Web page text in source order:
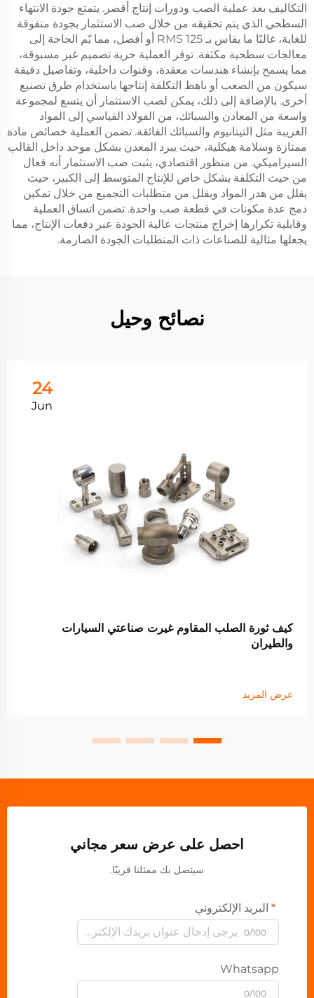
التكاليف بعد عملية الصب ودورات إنتاج أقصر. يتمتع جودة الانتهاء
السطحي الذي يتم تحقيقه من خلال صب الاستثمار بجودة متفوقة
للغاية، غالبًا ما يقاس بـ 125 RMS أو أفضل، مما يّم الحاجة إلى
معالجات سطحية مكثفة. توفر العملية حرية تصميم غير مسبوقة،
مما يسمح بإنشاء هندسات معقدة، وقنوات داخلية، وتفاصيل دقيقة
سيكون من الصعب أو باهظ التكلفة إنتاجها باستخدام طرق تصنيع
أخرى. بالإضافة إلى ذلك، يمكن لصب الاستثمار أن يتسع لمجموعة
واسعة من المعادن والسبائك، من الفولاذ القياسي إلى المواد
الغريبة مثل التيتانيوم والسبائك الفائقة. تضمن العملية خصائص مادة
ممتازة وسلامة هيكلية، حيث يبرد المعدن بشكل موحد داخل القالب
السيراميكي. من منظور اقتصادي، يثبت صب الاستثمار أنه فعال
من حيث التكلفة بشكل خاص للإنتاج المتوسط إلى الكبير، حيث
يقلل من هدر المواد ويقلل من متطلبات التجميع من خلال تمكين
دمج عدة مكونات في قطعة صب واحدة. تضمن اتساق العملية
وقابلية تكرارها إخراج منتجات عالية الجودة عبر دفعات الإنتاج، مما
يجعلها مثالية للصناعات ذات المتطلبات الجودة الصارمة.
نصائح وحيل
24
Jun
كيف ثورة الصلب المقاوم غيرت صناعتي السيارات
والطيران
عرض المزيد
احصل على عرض سعر مجاني
سيتصل بك ممثلنا قريبًا.
البريد الإلكتروني
0/100
Whatsapp
0/100